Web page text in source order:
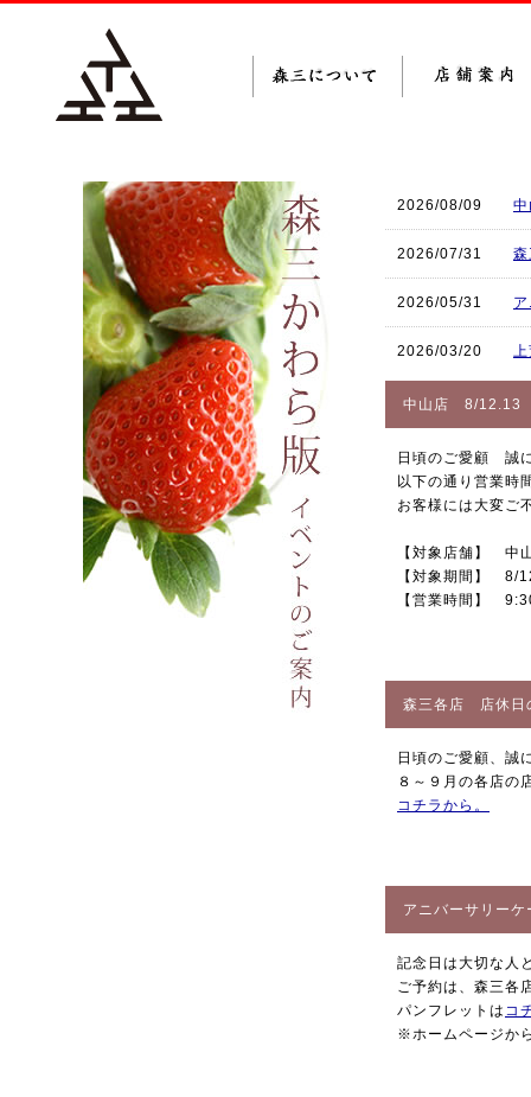
2026/08/09
2026/07/31
2026/05/31
2026/03/20
中山店 8/12.13
日頃のご愛顧 誠
以下の通り営業時
お客様には大変ご
【対象店舗】 中
【対象期間】 8/
【営業時間】
森三各店 店休日
日頃のご愛顧、誠
８～９月の各店の
コチラ から。
アニバーサリー
記念日は大切な人
ご予約は、森三各
パンフレットは コ
※ホームページか